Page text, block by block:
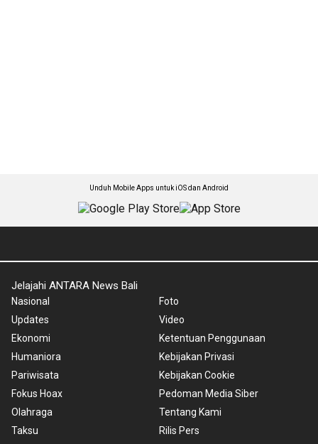
Unduh Mobile Apps untuk iOS dan Android
Jelajahi ANTARA News Bali
Nasional
Updates
Ekonomi
Humaniora
Pariwisata
Fokus Hoax
Olahraga
Taksu
Foto
Video
Ketentuan Penggunaan
Kebijakan Privasi
Kebijakan Cookie
Pedoman Media Siber
Tentang Kami
Rilis Pers